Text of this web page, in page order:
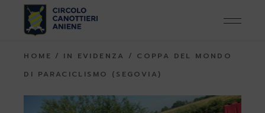
content
HOME IN EVIDENZA
COPPA DEL MONDO
DI PARACICLISMO (SEGOVIA)